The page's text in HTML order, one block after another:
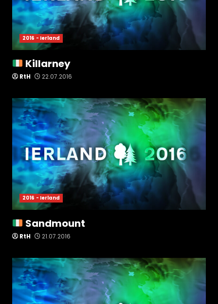
2016 - Ierland
Killarney
RtH 22.07.2016
2016 - Ierland
Sandmount
RtH 21.07.2016